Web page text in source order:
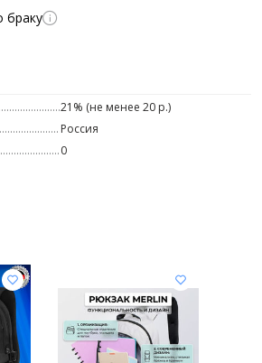
браку
21% (не менее 20 р.)
Россия
0